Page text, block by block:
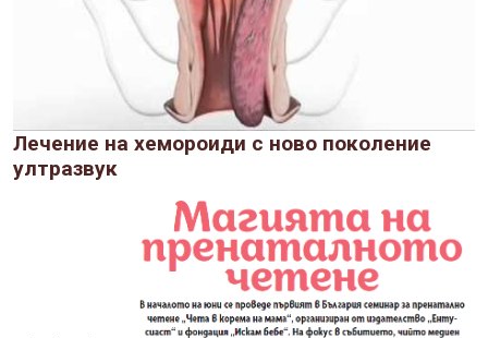
Лечение на хемороиди с ново поколение
ултразвук